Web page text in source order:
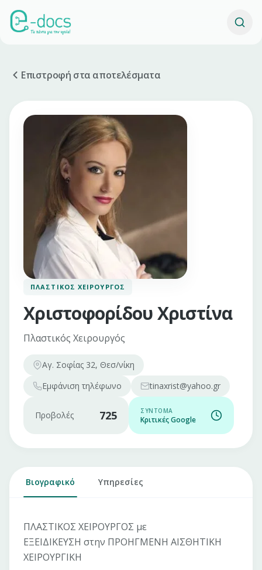
Επιστροφή στα αποτελέσματα
ΠΛΑΣΤΙΚΌΣ ΧΕΙΡΟΥΡΓΌΣ
Χριστοφορίδου Χριστίνα
Πλαστικός Χειρουργός
Αγ. Σοφίας 32, Θεσ/νίκη
Εμφάνιση τηλέφωνο tinaxrist@yahoo.gr
Προβολές 725 ΣΎΝΤΟΜΑ
Κριτικές Google
Βιογραφικό Υπηρεσίες
ΠΛΑΣΤΙΚΟΣ ΧΕΙΡΟΥΡΓΟΣ με
ΕΞΕΙΔΙΚΕΥΣΗ στην ΠΡΟΗΓΜΕΝΗ ΑΙΣΘΗΤΙΚΗ
ΧΕΙΡΟΥΡΓΙΚΗ